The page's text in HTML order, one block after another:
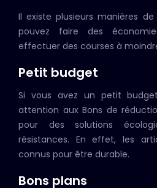
Il existe plusieurs manières
pouvez faire des
effectuer des courses à
Petit budget
Si vous avez un petit
attention aux Bons de
pour des solutions
résistances. En effet, les
connus pour être durable.
Bons plans